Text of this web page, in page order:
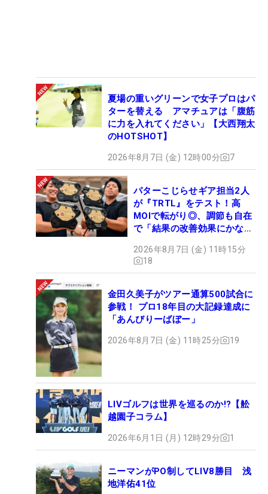
夏場の重いグリーンで女子プロはパ
ターを替える アマチュアは「腹筋
に力を入れてください」【大西翔太
のHOTSHOT】
2026年8月7日 (金) 12時00分 7
パターこじらせギア担当2人
が『TRTL』をテスト！高
MOIで転がり◎、調節も自在
で「結果の改善効果にかなり
2026年8月7日 (金) 11時15分
18
金田久美子がツアー通算500試合に
参戦！ プロ18年目の大記録達成に
「あんびりーばぼー」
2026年8月7日 (金) 11時25分 19
LIVゴルフは世界を巡るのか!?【舩
越園子コラム】
2026年6月1日 (月) 12時29分 1
ニーマンがPO制してLIV8勝目 浅
地洋佑41位